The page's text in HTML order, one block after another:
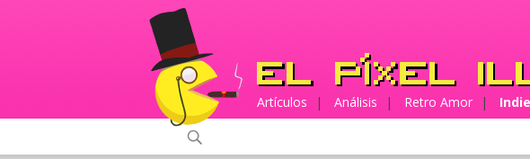
Artículos | Análisis | Retro Amor |